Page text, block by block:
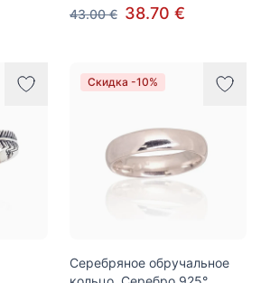
43.00 € 38.70 €
Скидка -10%
Серебряное обручальное